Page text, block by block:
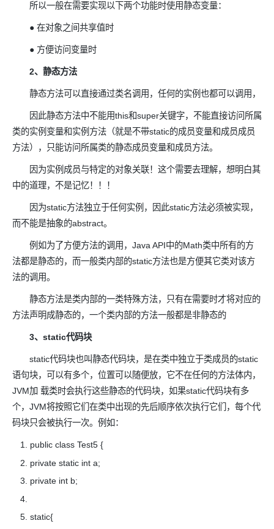
所以一般在需要实现以下两个功能时使用静态变量：
● 在对象之间共享值时
● 方便访问变量时
2、静态方法
静态方法可以直接通过类名调用，任何的实例也都可以调用，
因此静态方法中不能用this和super关键字，不能直接访问所属
类的实例变量和实例方法（就是不带static的成员变量和成员成员
方法），只能访问所属类的静态成员变量和成员方法。
因为实例成员与特定的对象关联！这个需要去理解，想明白其
中的道理，不是记忆！！！
因为static方法独立于任何实例，因此static方法必须被实现，
而不能是抽象的abstract。
例如为了方便方法的调用，Java API中的Math类中所有的方
法都是静态的，而一般类内部的static方法也是方便其它类对该方
法的调用。
静态方法是类内部的一类特殊方法，只有在需要时才将对应的
方法声明成静态的，一个类内部的方法一般都是非静态的
3、static代码块
static代码块也叫静态代码块，是在类中独立于类成员的static
语句块，可以有多个，位置可以随便放，它不在任何的方法体内，
JVM加 载类时会执行这些静态的代码块，如果static代码块有多
个，JVM将按照它们在类中出现的先后顺序依次执行它们，每个代
码块只会被执行一次。例如：
public class Test5 {
private static int a;
private int b;
static{